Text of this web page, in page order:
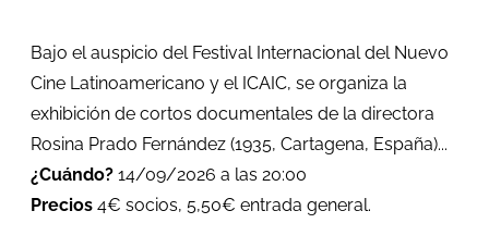
Bajo el auspicio del Festival Internacional del Nuevo
Cine Latinoamericano y el ICAIC, se organiza la
exhibición de cortos documentales de la directora
Rosina Prado Fernández (1935, Cartagena, España)...
¿Cuándo? 14/09/2026 a las 20:00
Precios 4€ socios, 5,50€ entrada general.